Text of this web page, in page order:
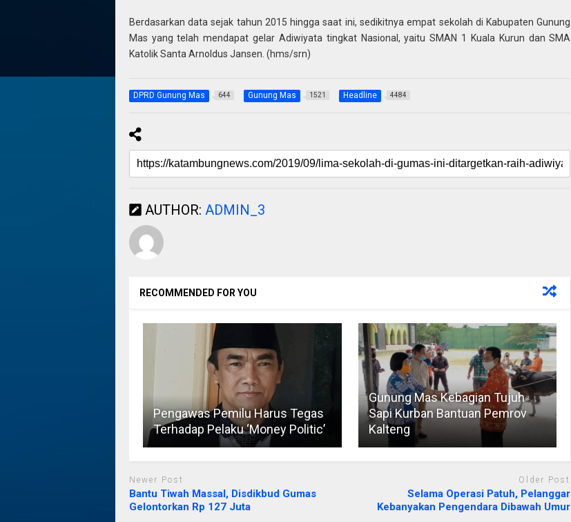
Berdasarkan data sejak tahun 2015 hingga saat ini, sedikitnya empat sekolah di Kabupaten Gunung
Mas yang telah mendapat gelar Adiwiyata tingkat Nasional, yaitu SMAN 1 Kuala Kurun dan SMA
Katolik Santa Arnoldus Jansen. (hms/srn)
DPRD Gunung Mas 644 Gunung Mas 1521 Headline 4484
AUTHOR: ADMIN_3
RECOMMENDED FOR YOU
Pengawas Pemilu Harus Tegas
Terhadap Pelaku ‘Money Politic’
Gunung Mas Kebagian Tujuh
Sapi Kurban Bantuan Pemrov
Kalteng
Newer Post
Bantu Tiwah Massal, Disdikbud Gumas
Gelontorkan Rp 127 Juta
Older Post
Selama Operasi Patuh, Pelanggar
Kebanyakan Pengendara Dibawah Umur